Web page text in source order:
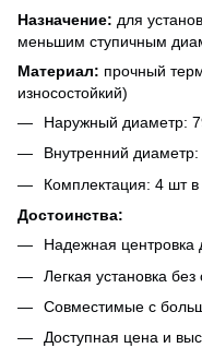
Назначение: для
меньшим ступичным
Материал: прочный
износостойкий)
Наружный диаметр:
Внутренний
Комплектация: 4 шт в
Достоинства:
Надежная центровка
Легкая установка
Совместимые с
Доступная цена и